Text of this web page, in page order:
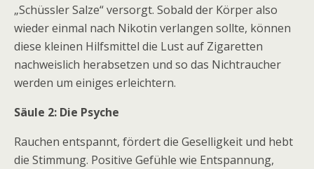
„Schüssler Salze“ versorgt. Sobald der Körper also
wieder einmal nach Nikotin verlangen sollte, können
diese kleinen Hilfsmittel die Lust auf Zigaretten
nachweislich herabsetzen und so das Nichtraucher
werden um einiges erleichtern.
Säule 2: Die Psyche
Rauchen entspannt, fördert die Geselligkeit und hebt
die Stimmung. Positive Gefühle wie Entspannung,